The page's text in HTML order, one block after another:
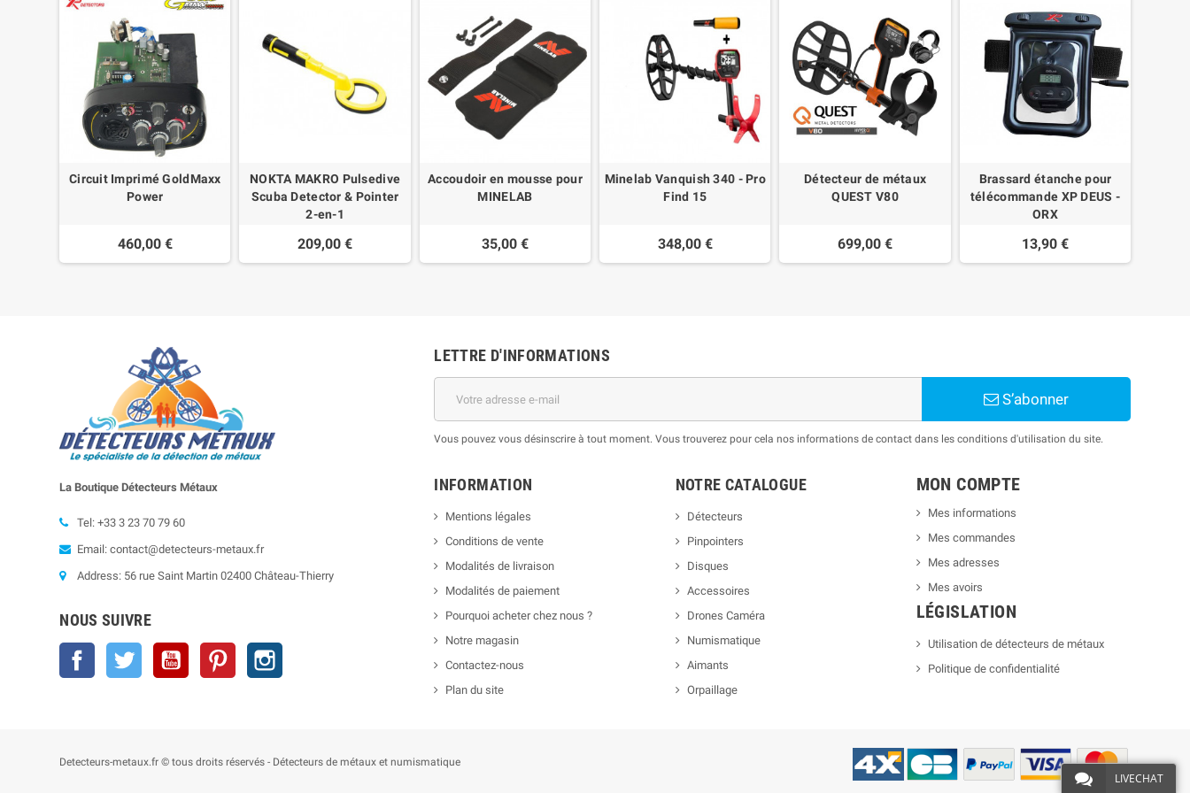
Circuit Imprimé GoldMaxx
Power
460,00 €
NOKTA MAKRO Pulsedive
Scuba Detector & Pointer
2-en-1
209,00 €
Accoudoir en mousse pour
MINELAB
35,00 €
Minelab Vanquish 340 - Pro
Find 15
348,00 €
Détecteur de métaux
QUEST V80
699,00 €
Brassard étanche pour
télécommande XP DEUS -
ORX
13,90 €
La Boutique Détecteurs Métaux
Tel: +33 3 23 70 79 60
Email: contact@detecteurs-metaux.fr
Address: 56 rue Saint Martin 02400 Château-Thierry
NOUS SUIVRE
Facebook Twitter YouTube Pinterest
LETTRE D'INFORMATIONS
S’abonner
Vous pouvez vous désinscrire à tout moment. Vous trouverez pour cela nos informations de contact dans les conditions d'utilisation du site.
INFORMATION
Mentions légales
Conditions de vente
Modalités de livraison
Modalités de paiement
Pourquoi acheter chez nous ?
Notre magasin
Contactez-nous
Plan du site
NOTRE CATALOGUE
Détecteurs
Pinpointers
Disques
Accessoires
Drones Caméra
Numismatique
Aimants
Orpaillage
MON COMPTE
Mes informations
Mes commandes
Mes adresses
Mes avoirs
LÉGISLATION
Utilisation de détecteurs de métaux
Politique de confidentialité
Detecteurs-metaux.fr © tous droits réservés - Détecteurs de métaux et numismatique
LIVECHAT